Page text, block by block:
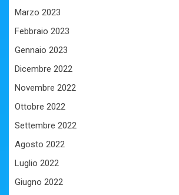
Marzo 2023
Febbraio 2023
Gennaio 2023
Dicembre 2022
Novembre 2022
Ottobre 2022
Settembre 2022
Agosto 2022
Luglio 2022
Giugno 2022